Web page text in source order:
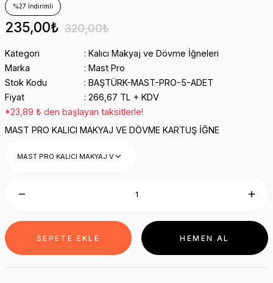
%27 İndirimli
235,00₺ 320,00₺
Kategori
Kalıcı Makyaj ve Dövme İğneleri
Marka
Mast Pro
Stok Kodu
BAŞTÜRK-MAST-PRO-5-ADET
Fiyat
266,67 TL + KDV
*23,89 ₺ den başlayan taksitlerle!
MAST PRO KALICI MAKYAJ VE DÖVME KARTUŞ İĞNE
SEPETE EKLE HEMEN AL